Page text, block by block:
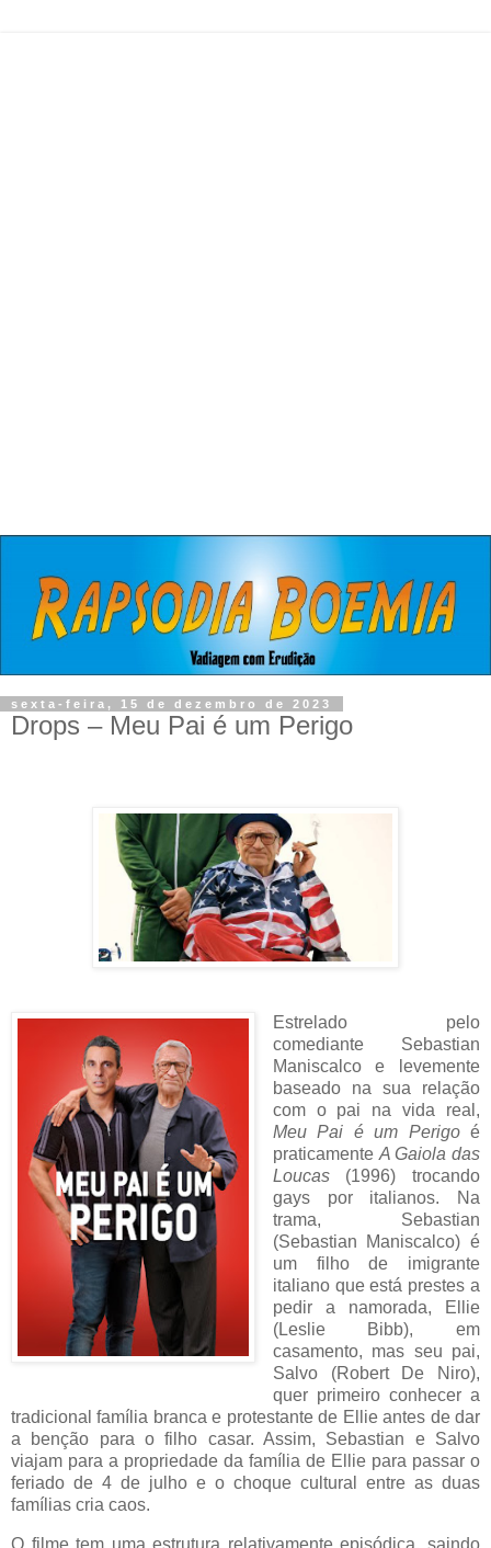
sexta-feira, 15 de dezembro de 2023
Drops – Meu Pai é um Perigo
Estrelado pelo
comediante Sebastian
Maniscalco e levemente
baseado na sua relação
com o pai na vida real,
Meu Pai é um Perigoé
praticamenteA Gaiola das
Loucas(1996) trocando
gays por italianos. Na
trama, Sebastian
(Sebastian Maniscalco) é
um filho de imigrante
italiano que está prestes a
pedir a namorada, Ellie
(Leslie Bibb), em
casamento, mas seu pai,
Salvo (Robert De Niro),
quer primeiro conhecer a
tradicional família branca e protestante de Ellie antes de dar
a benção para o filho casar. Assim, Sebastian e Salvo
viajam para a propriedade da família de Ellie para passar o
feriado de 4 de julho e o choque cultural entre as duas
famílias cria caos.